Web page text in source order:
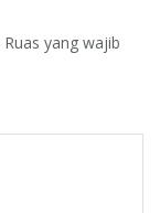
Ruas yang wajib